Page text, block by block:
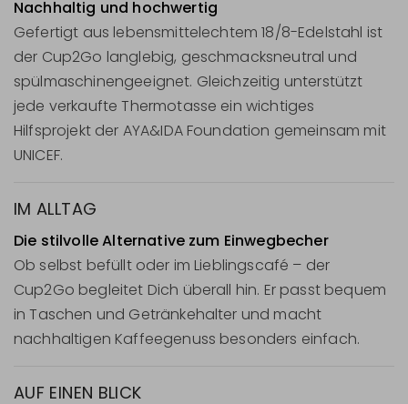
Nachhaltig und hochwertig
Gefertigt aus lebensmittelechtem 18/8-Edelstahl ist
der Cup2Go langlebig, geschmacksneutral und
spülmaschinengeeignet. Gleichzeitig unterstützt
jede verkaufte Thermotasse ein wichtiges
Hilfsprojekt der AYA&IDA Foundation gemeinsam mit
UNICEF.
IM ALLTAG
Die stilvolle Alternative zum Einwegbecher
Ob selbst befüllt oder im Lieblingscafé – der
Cup2Go begleitet Dich überall hin. Er passt bequem
in Taschen und Getränkehalter und macht
nachhaltigen Kaffeegenuss besonders einfach.
AUF EINEN BLICK